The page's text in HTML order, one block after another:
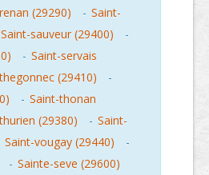
(29290) - Saint-
Saint-sauveur (29400)
-
- Saint-servais
(29410)
-
- Saint-thonan
(29380) - Saint-
Saint-vougay (29440)
-
- Sainte-seve (29600)